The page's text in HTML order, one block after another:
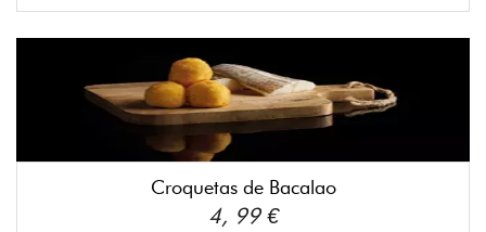
Croquetas de Bacalao
4, 99 €